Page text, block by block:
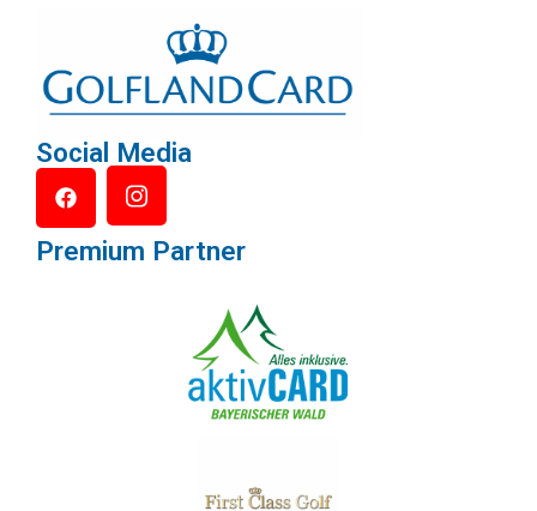
Social Media
Premium Partner